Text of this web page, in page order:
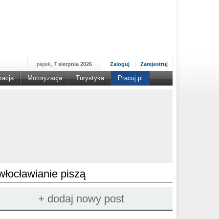
Zaloguj Zarejestruj
piątek, 7 sierpnia 2026
Motoryzacja Turystyka Pracuj.pl
piszą